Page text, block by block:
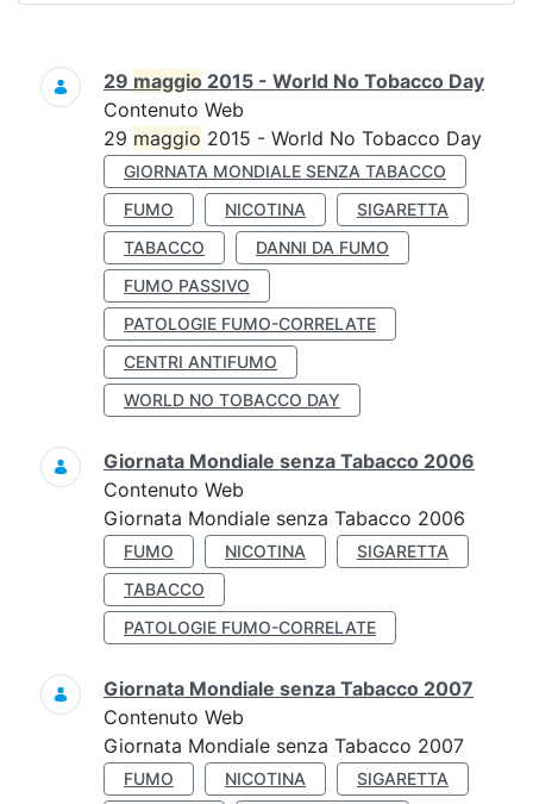
Ricerca
29 maggio 2015 - World No Tobacco Day
Contenuto Web
29 maggio 2015 - World No Tobacco Day
GIORNATA MONDIALE SENZA TABACCO
FUMO
NICOTINA
SIGARETTA
TABACCO
DANNI DA FUMO
FUMO PASSIVO
PATOLOGIE FUMO-CORRELATE
CENTRI ANTIFUMO
WORLD NO TOBACCO DAY
Giornata Mondiale senza Tabacco 2006
Contenuto Web
Giornata Mondiale senza Tabacco 2006
FUMO NICOTINA
SIGARETTA
TABACCO
PATOLOGIE FUMO-CORRELATE
Giornata Mondiale senza Tabacco 2007
Contenuto Web
Giornata Mondiale senza Tabacco 2007
FUMO NICOTINA SIGARETTA